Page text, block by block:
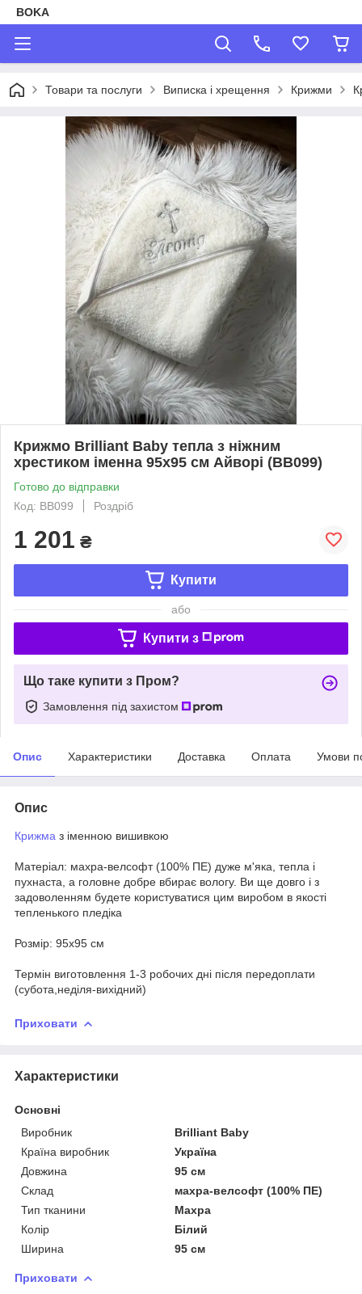
BOKA
Товари та послуги Виписка і хрещення Крижми
Крижмо Brilliant Baby тепла з ніжним
хрестиком іменна 95х95 см Айворі (BB099)
Готово до відправки
Код: BB099
Роздріб
1 201 ₴
Купити
або
Купити з
Що таке купити з Пром?
Замовлення під захистом
Опис Характеристики Доставка Оплата Умови
Опис
Крижма з іменною вишивкою
Матеріал: махра-велсофт (100% ПЕ) дуже м'яка, тепла і
пухнаста, а головне добре вбирає вологу. Ви ще довго і з
задоволенням будете користуватися цим виробом в якості
тепленького пледіка
Розмір: 95х95 см
Термін виготовлення 1-3 робочих дні після передоплати
(субота,неділя-вихідний)
Приховати
Характеристики
Основні
Виробник
Brilliant Baby
Країна виробник
Україна
Довжина
95 см
Склад
махра-велсофт (100% ПЕ)
Тип тканини
Махра
Колір
Білий
Ширина
95 см
Приховати